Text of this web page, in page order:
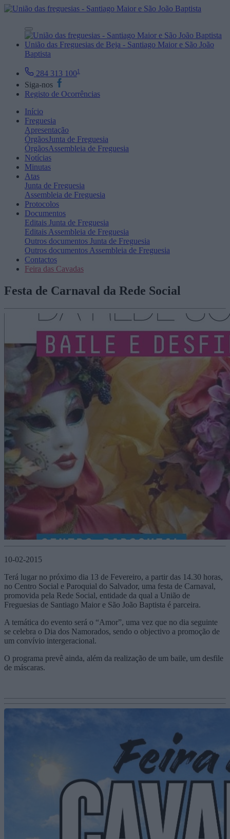
União das Freguesias de Beja - Santiago Maior e São João
Baptista
284 313 1001
Siga-nos
Registo de Ocorrências
Início
Freguesia
Apresentação
ÓrgãosJunta de Freguesia
ÓrgãosAssembleia de Freguesia
Notícias
Minutas
Atas
Junta de Freguesia
Assembleia de Freguesia
Protocolos
Documentos
Editais Junta de Freguesia
Editais Assembleia de Freguesia
Outros documentos Junta de Freguesia
Outros documentos Assembleia de Freguesia
Contactos
Feira das Cavadas
Festa de Carnaval da Rede Social
10-02-2015
Terá lugar no próximo dia 13 de Fevereiro, a partir das 14.30 horas,
no Centro Social e Paroquial do Salvador, uma festa de Carnaval,
promovida pela Rede Social, entidade da qual a União de
Freguesias de Santiago Maior e São João Baptista é parceira.
A temática do evento será o “Amor”, uma vez que no dia seguinte
se celebra o Dia dos Namorados, sendo o objectivo a promoção de
um convívio intergeracional.
O programa prevê ainda, além da realização de um baile, um desfile
de máscaras.